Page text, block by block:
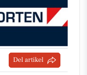
Del artikel